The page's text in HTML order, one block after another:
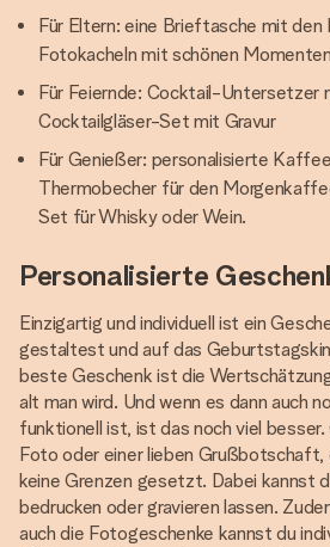
Für Eltern: eine Brieftasche mit den
Fotokacheln mit schönen
Für Feiernde: Cocktail-Untersetzer
Cocktailgläser-Set mit Gravur
Für Genießer: personalisierte
Thermobecher für den
Set für Whisky oder Wein.
Personalisierte
Einzigartig und individuell ist ein
gestaltest und auf das
beste Geschenk ist die
alt man wird. Und wenn es dann auch
funktionell ist, ist das noch viel
Foto oder einer lieben
keine Grenzen gesetzt. Dabei kannst
bedrucken oder gravieren lassen.
auch die Fotogeschenke kannst du